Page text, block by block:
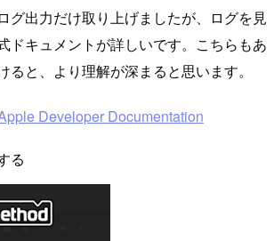
グ出力だけ取り上げましたが、ログを見
ドキュメントが詳しいです。こちらもあ
ると、より理解が深まると思います。
Developer Documentation
る